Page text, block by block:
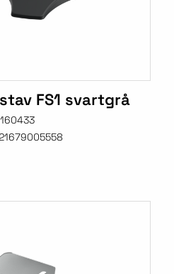
FS1 svartgrå